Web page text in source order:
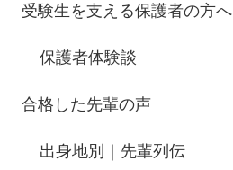
受験生を支える保護者の方へ
保護者体験談
合格した先輩の声
出身地別｜先輩列伝